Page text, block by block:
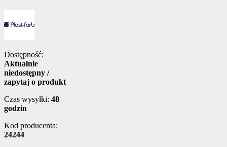
Dostępność:
Aktualnie
niedostępny /
zapytaj o produkt
Czas wysyłki: 48
godzin
Kod producenta:
24244